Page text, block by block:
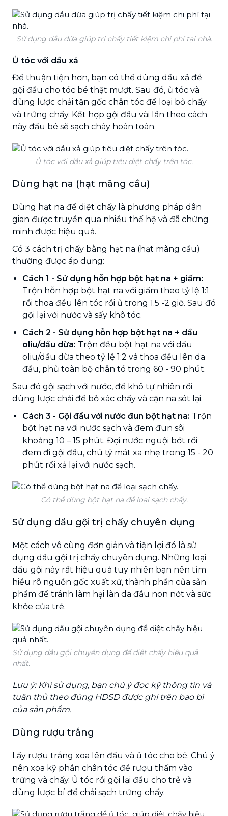
Sử dụng dầu dừa giúp trị chấy tiết kiệm chi phí tại nhà.
Ủ tóc với dầu xả
Để thuận tiện hơn, bạn có thể dùng dầu xả để
gội đầu cho tóc bé thật mượt. Sau đó, ủ tóc và
dùng lược chải tận gốc chân tóc để loại bỏ chấy
và trứng chấy. Kết hợp gội đầu vài lần theo cách
này đầu bé sẽ sạch cháy hoàn toàn.
Ủ tóc với dầu xả giúp tiêu diệt chấy trên tóc.
Dùng hạt na (hạt mãng cầu)
Dùng hạt na để diệt chấy là phương pháp dân
gian được truyền qua nhiều thế hệ và đã chứng
minh được hiệu quả.
Có 3 cách trị chấy bằng hạt na (hạt mãng cầu)
thường được áp dụng:
Cách 1 - Sử dụng hỗn hợp bột hạt na + giấm:
Trộn hỗn hợp bột hạt na với giấm theo tỷ lệ 1:1
rồi thoa đều lên tóc rồi ủ trong 1.5 -2 giờ. Sau đó
gội lại với nước và sấy khô tóc.
Cách 2 - Sử dụng hỗn hợp bột hạt na + dầu
oliu/dầu dừa: Trộn đều bột hạt na với dầu
oliu/dầu dừa theo tỷ lệ 1:2 và thoa đều lên da
đầu, phủ toàn bộ chân tó trong 60 - 90 phút.
Sau đó gội sạch với nước, để khô tự nhiên rồi
dùng lược chải để bỏ xác chấy và cặn na sót lại.
Cách 3 - Gội đầu với nước đun bột hạt na: Trộn
bột hạt na với nước sạch và đem đun sôi
khoảng 10 – 15 phút. Đợi nước nguội bớt rồi
đem đi gội đầu, chú tý mát xa nhẹ trong 15 - 20
phút rồi xả lại với nước sạch.
Có thể dùng bột hạt na để loại sạch chấy.
Sử dụng dầu gội trị chấy chuyên dụng
Một cách vô cùng đơn giản và tiện lợi đó là sử
dụng dầu gội trị chấy chuyên dụng. Những loại
dầu gội này rất hiệu quả tuy nhiên bạn nên tìm
hiểu rõ nguồn gốc xuất xứ, thành phần của sản
phẩm để tránh làm hại làn da đầu non nớt và sức
khỏe của trẻ.
Sử dụng dầu gội chuyên dụng để diệt chấy hiệu quả
nhất.
Lưu ý: Khi sử dụng, bạn chú ý đọc kỹ thông tin và
tuân thủ theo đúng HDSD được ghi trên bao bì
của sản phẩm.
Dùng rượu trắng
Lấy rượu trắng xoa lên đầu và ủ tóc cho bé. Chú ý
nên xoa kỹ phần chân tóc để rượu thấm vào
trứng và chấy. Ủ tóc rồi gội lại đầu cho trẻ và
dùng lược bí để chải sạch trứng chấy.